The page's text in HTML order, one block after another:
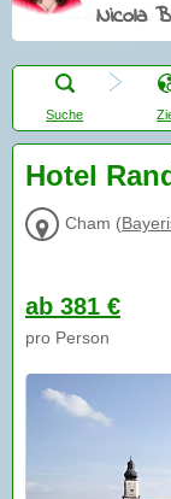
Nicola
Suche
Hotel
Cham (
ab 381 €
pro Person